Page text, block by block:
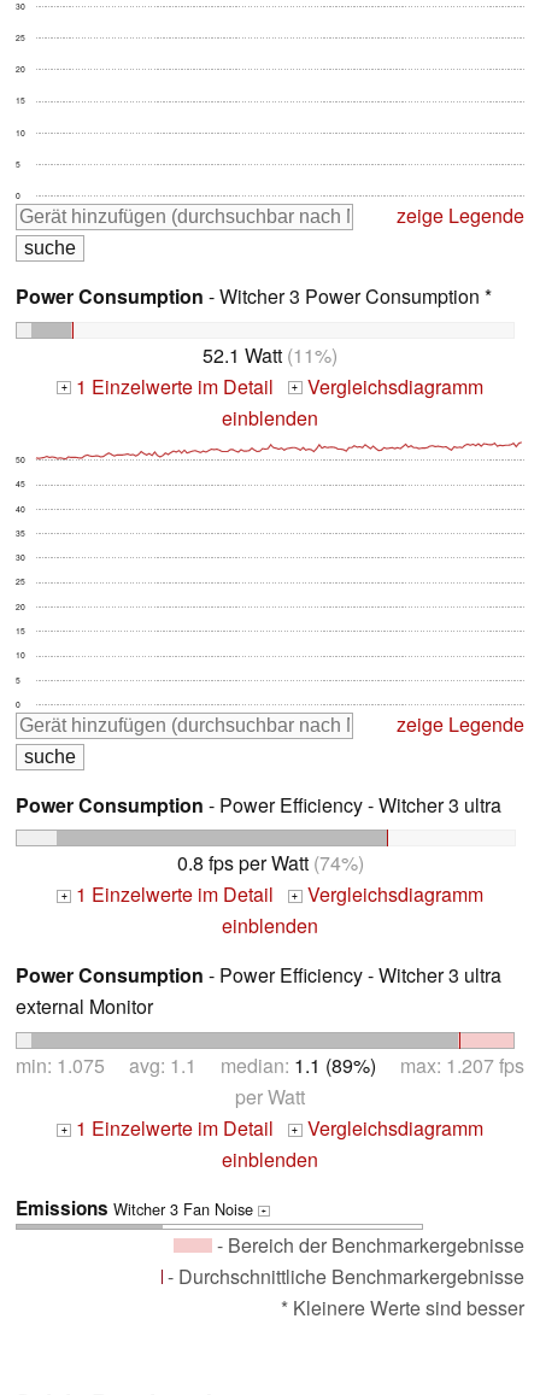
0
5
10
15
20
25
30
zeige Legende
Power Consumption - Witcher 3 Power Consumption *
52.1 Watt (11%)
+ 1 Einzelwerte im Detail + Vergleichsdiagramm
einblenden
0
5
10
15
20
25
30
35
40
45
50
zeige Legende
Power Consumption - Power Efficiency - Witcher 3 ultra
0.8 fps per Watt(74%)
+ 1 Einzelwerte im Detail + Vergleichsdiagramm
einblenden
Power Consumption - Power Efficiency - Witcher 3 ultra
external Monitor
min: 1.075 avg: 1.1 median: 1.1 (89%) max: 1.207 fps
per Watt
+ 1 Einzelwerte im Detail + Vergleichsdiagramm
einblenden
Emissions Witcher 3 Fan Noise +
- Bereich der Benchmarkergebnisse
- Durchschnittliche Benchmarkergebnisse
* Kleinere Werte sind besser